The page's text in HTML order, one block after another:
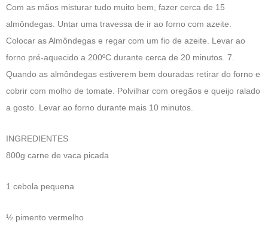
Com as mãos misturar tudo muito bem, fazer cerca de 15
almôndegas. Untar uma travessa de ir ao forno com azeite.
Colocar as Almôndegas e regar com um fio de azeite. Levar ao
forno pré-aquecido a 200ºC durante cerca de 20 minutos. 7.
Quando as almôndegas estiverem bem douradas retirar do forno e
cobrir com molho de tomate. Polvilhar com oregãos e queijo ralado
a gosto. Levar ao forno durante mais 10 minutos.
INGREDIENTES
800g carne de vaca picada
1 cebola pequena
½ pimento vermelho